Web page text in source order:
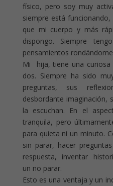
físico, pero soy muy
siempre está
que mi cuerpo y más
dispongo. Siempre
pensamientos
Mi hija, tiene una
dos. Siempre ha sido
preguntas, sus
desbordante imaginación,
la escuchan. En el
tranquila, pero
para quieta ni un minuto.
sin parar, hacer
respuesta, inventar
un no parar.
Esto es una ventaja y un